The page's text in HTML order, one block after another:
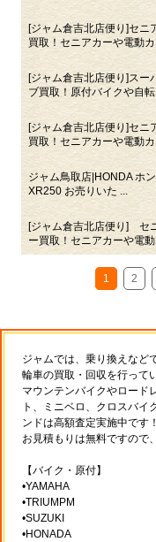
[ジャム倉吉北店便り]セニ
買取！セニアカーや電動カ
[ジャム倉吉北店便り]スー
ブ買取！原付バイクや自転
[ジャム倉吉北店便り]セニ
買取！セニアカーや電動カ
ジャム鳥取店|HONDA ホ
XR250 お売りいた ...
[ジャム倉吉北店便り] セ
ー買取！セニアカーや電動
1 2
ジャムでは、乗り換えなど
輪車の買取・回収を行って
マウンテンバイクやロード
ト、ミニベロ、クロスバイ
ンドは高額査定実施中です！
お見積もりは無料ですので
【バイク・原付】
•YAMAHA
•TRIUMPM
•SUZUKI
•HONADA